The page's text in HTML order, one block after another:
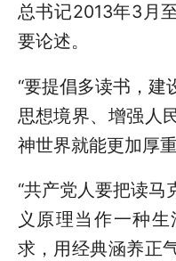
总书记2013年3月
要论述。
“要提倡多读书，建
思想境界、增强人
神世界就能更加厚
“共产党人要把读
义原理当作一种
求，用经典涵养正